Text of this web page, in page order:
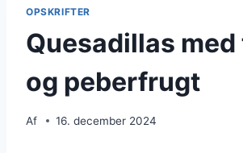
OPSKRIFTER
Quesadillas
og peberfrugt
Af 16. december 2024